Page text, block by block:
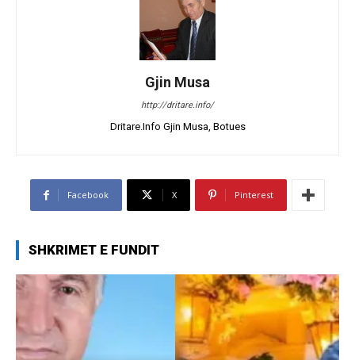
Gjin Musa
http://dritare.info/
Dritare.Info Gjin Musa, Botues
Facebook X Pinterest
SHKRIMET E FUNDIT